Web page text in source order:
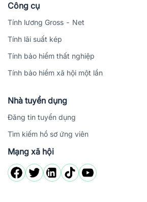
Công cụ
Tính lương Gross - Net
Tính lãi suất kép
Tính bảo hiểm thất nghiệp
Tính bảo hiểm xã hội một lần
Nhà tuyển dụng
Đăng tin tuyển dụng
Tìm kiếm hồ sơ ứng viên
Mạng xã hội